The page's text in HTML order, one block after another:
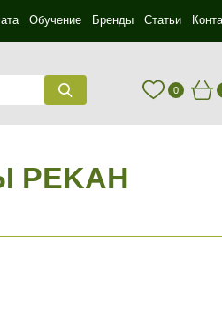
Обучение Бренды Статьи
0